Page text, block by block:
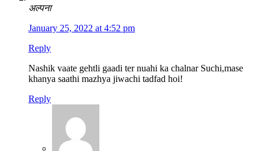
अल्पना
January 25, 2022 at 4:52 pm
Reply
Nashik vaate gehtli gaadi ter nuahi ka chalnar Suchi,mase
khanya saathi mazhya jiwachi tadfad hoi!
Reply